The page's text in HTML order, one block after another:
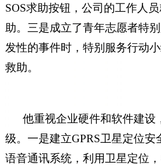
SOS求助按钮，公司的工作人
助。三是成立了青年志愿者特
发性的事件时，特别服务行动
救助。
他重视企业硬件和软件建设
级。一是建立GPRS卫星定位安
语音通讯系统，利用卫星定位